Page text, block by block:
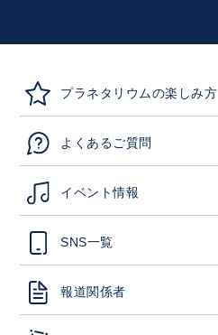
プラネタリウムの楽しみ方
よくあるご質問
イベント情報
SNS一覧
報道関係者